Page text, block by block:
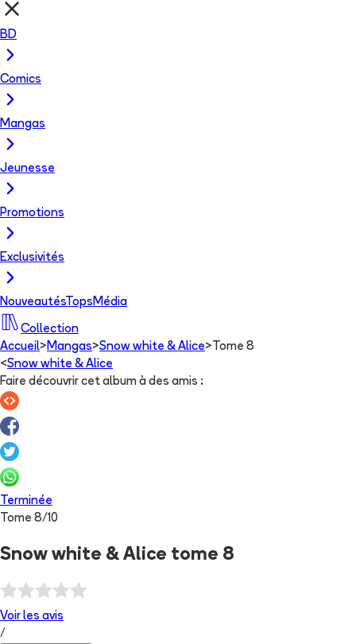
BD
Comics
Mangas
Jeunesse
Promotions
Exclusivités
NouveautésTops Média
Collection
Accueil> Mangas>Snow white & Alice> Tome 8
<Snow white & Alice
Faire découvrir cet album à des amis :
Terminée
Tome 8/10
Snow white & Alice tome 8
Voir les avis
/